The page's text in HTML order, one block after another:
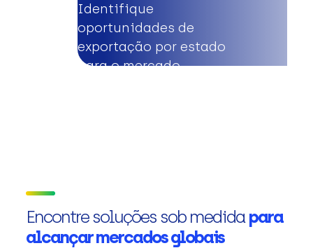
Identifique
oportunidades de
exportação por estado
para o mercado
Encontre soluções sob medidapara
alcançar mercados globais